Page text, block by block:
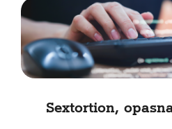
Sextortion,